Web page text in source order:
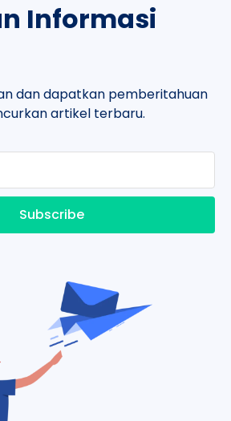
Informasi
dan dapatkan pemberitahuan
artikel terbaru.
Subscribe